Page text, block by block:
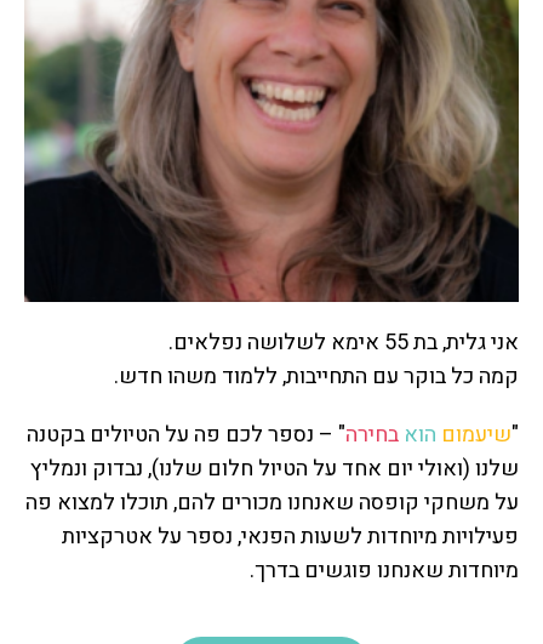
אני גלית, בת 55 אימא לשלושה נפלאים.
קמה כל בוקר עם התחייבות, ללמוד משהו חדש.
"שיעמום הוא בחירה" – נספר לכם פה על הטיולים בקטנה
שלנו (ואולי יום אחד על הטיול חלום שלנו), נבדוק ונמליץ
על משחקי קופסה שאנחנו מכורים להם, תוכלו למצוא פה
פעילויות מיוחדות לשעות הפנאי, נספר על אטרקציות
מיוחדות שאנחנו פוגשים בדרך.